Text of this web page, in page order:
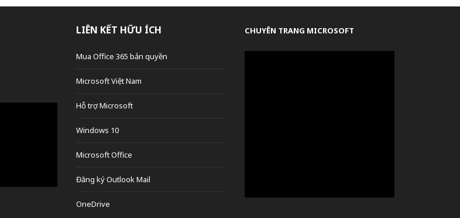
LIÊN KẾT HỮU ÍCH
Mua Office 365 bản quyền
Microsoft Việt Nam
Hỗ trợ Microsoft
Windows 10
Microsoft Office
Đăng ký Outlook Mail
OneDrive
CHUYÊN TRANG MICROSOFT